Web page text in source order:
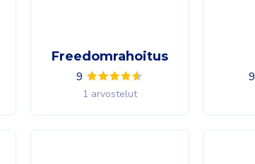
Freedomrahoitus
9
1 arvostelut
9